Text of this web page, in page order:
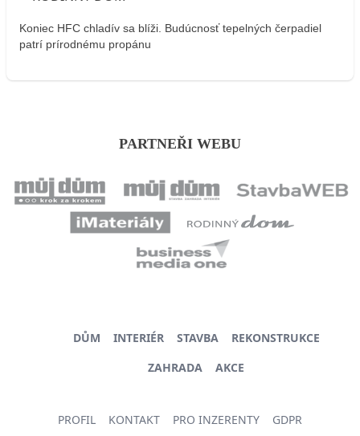
Koniec HFC chladív sa blíži. Budúcnosť tepelných čerpadiel
patrí prírodnému propánu
PARTNEŘI WEBU
DŮM INTERIÉR STAVBA
REKONSTRUKCE
ZAHRADA
AKCE
PROFIL KONTAKT PRO INZERENTY GDPR